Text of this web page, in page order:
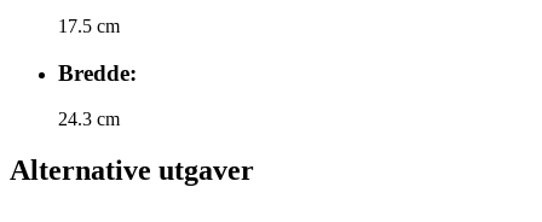
17.5 cm
Bredde:
24.3 cm
Alternative utgaver